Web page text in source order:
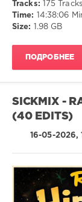
Gap
Band,
The
Sisters,
/
Electronic
drakon-
55
0
Electro,
Tracks: 175 Tracks
Time:
14:38:06
Size:
1.98 GB
ПОДРОБНЕЕ
SICKMIX -
(40 EDITS)
16-05-2026,